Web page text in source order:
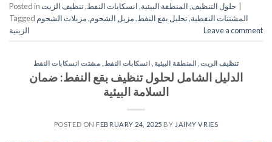
Posted in حلول التنظيف,المنطقة البيئية,انسكابات النفط,تنظيف الزيت
Tagged
المشتتات النفطية,تحليل بقع النفط,مزيل الشحوم,مزيلات الشحوم
الزيتية
Leave a comment
تنظيف الزيت, المنطقة البيئية انسكابات النفط مشتت انسكابات النفط
الدليل الشامل لحلول تنظيف بقع النفط: ضمان
السلامة البيئية
POSTED ON FEBRUARY 24, 2025 BY JAIMY VRIES